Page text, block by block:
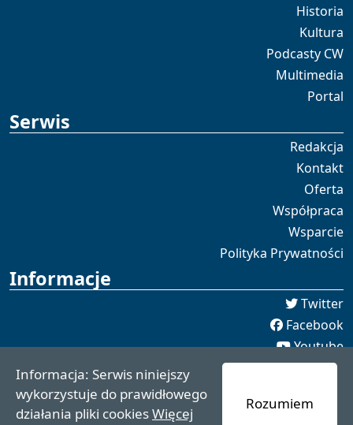
Historia
Kultura
Podcasty CW
Multimedia
Portal
Serwis
Redakcja
Kontakt
Oferta
Współpraca
Wsparcie
Polityka Prywatności
Informacje
Twitter
Facebook
Youtube
Spotify
redakcja [[]] czaswschodni.pl
czaswschodni.pl 2021 - 2025
Informacja: Serwis niniejszy
wykorzystuje do prawidłowego
działania pliki cookiesWięcej
Rozumiem